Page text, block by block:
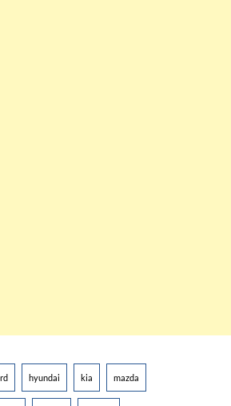
hyundai kia mazda